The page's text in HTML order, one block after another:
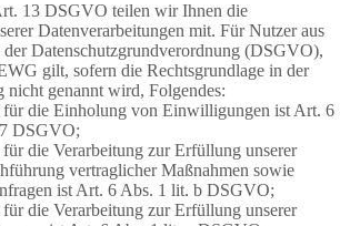
13 DSGVO teilen wir Ihnen die
Datenverarbeitungen mit. Für Nutzer aus
der Datenschutzgrundverordnung (DSGVO),
gilt, sofern die Rechtsgrundlage in der
nicht genannt wird, Folgendes:
für die Einholung von Einwilligungen ist Art. 6
DSGVO;
die Verarbeitung zur Erfüllung unserer
vertraglicher Maßnahmen sowie
ist Art. 6 Abs. 1 lit. b DSGVO;
die Verarbeitung zur Erfüllung unserer